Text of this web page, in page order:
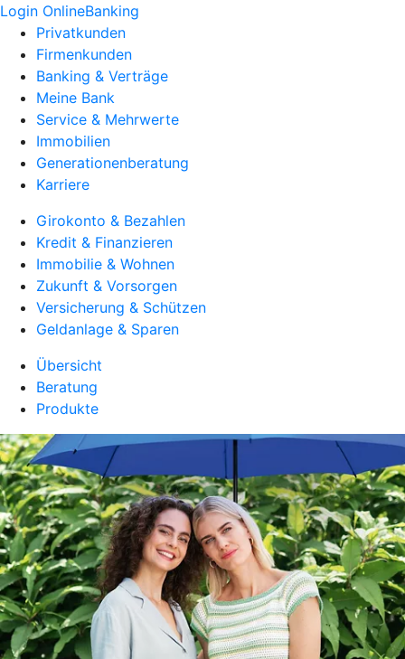
Login OnlineBanking
Privatkunden
Firmenkunden
Banking & Verträge
Meine Bank
Service & Mehrwerte
Immobilien
Generationenberatung
Karriere
Girokonto & Bezahlen
Kredit & Finanzieren
Immobilie & Wohnen
Zukunft & Vorsorgen
Versicherung & Schützen
Geldanlage & Sparen
Übersicht
Beratung
Produkte